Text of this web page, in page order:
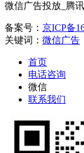
微信广告投放_腾
备案号： 京ICP备
关键词： 微信广告
首页
电话咨询
微信
联系我们